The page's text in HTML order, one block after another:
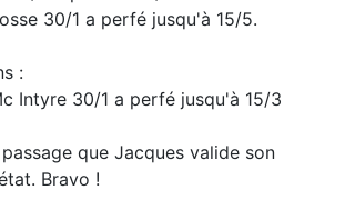
30/1 a perfé jusqu'à 15/5.
:
Intyre 30/1 a perfé jusqu'à 15/3
que Jacques valide son
Bravo !